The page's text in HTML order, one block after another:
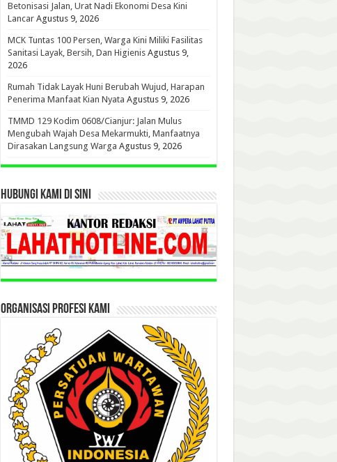
Betonisasi Jalan, Urat Nadi Ekonomi Desa Kini
Lancar Agustus 9, 2026
MCK Tuntas 100 Persen, Warga Kini Miliki Fasilitas
Sanitasi Layak, Bersih, Dan Higienis Agustus 9,
2026
Rumah Tidak Layak Huni Berubah Wujud, Harapan
Penerima Manfaat Kian Nyata Agustus 9, 2026
TMMD 129 Kodim 0608/Cianjur: Jalan Mulus
Mengubah Wajah Desa Mekarmukti, Manfaatnya
Dirasakan Langsung Warga Agustus 9, 2026
HUBUNGI KAMI DI SINI
ORGANISASI PROFESI KAMI